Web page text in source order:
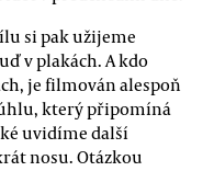
si pak užijeme
v plakách. A kdo
je filmován alespoň
který připomíná
uvidíme další
nosu. Otázkou